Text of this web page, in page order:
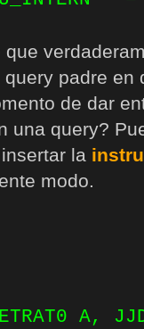
padre en
de dar
una query?
la
modo.
A,